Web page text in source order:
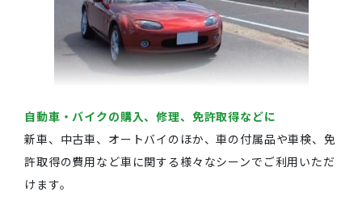
自動車・バイクの購入、修理、免許取得などに
新車、中古車、オートバイのほか、車の付属品や車検、免
許取得の費用など車に関する様々なシーンでご利用いただ
けます。